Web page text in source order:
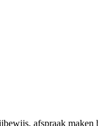
afspraak